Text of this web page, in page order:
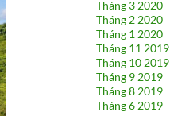
Tháng 3 2020
Tháng 2 2020
Tháng 1 2020
Tháng 11 2019
Tháng 10 2019
Tháng 9 2019
Tháng 8 2019
Tháng 6 2019